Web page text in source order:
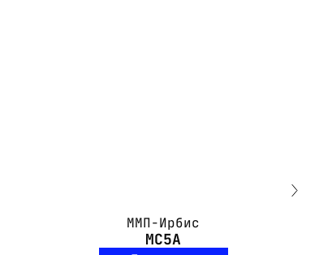
ММП-Ирбис
МС5А